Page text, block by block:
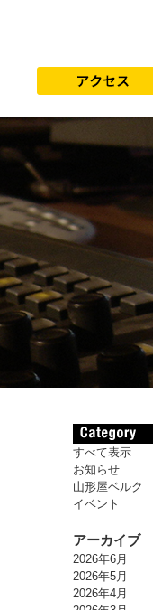
すべて表示
お知らせ
山形屋ベルク
イベント
アーカイブ
2026年6月
2026年5月
2026年4月